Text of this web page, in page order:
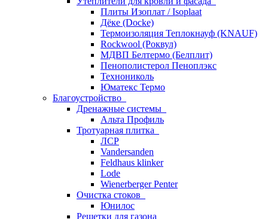
Плиты Изоплат / Isoplaat
Дёке (Docke)
Термоизоляция Теплокнауф (KNAUF)
Rockwool (Роквул)
МДВП Белтермо (Белплит)
Пенополистерол Пеноплэкс
Технониколь
Юматекс Термо
Благоустройство
Дренажные системы
Альта Профиль
Тротуарная плитка
ЛСР
Vandersanden
Feldhaus klinker
Lode
Wienerberger Penter
Очистка стоков
Юнилос
Решетки для газона